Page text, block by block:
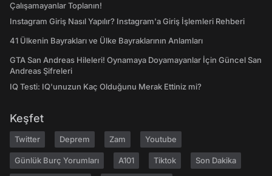
Çalışamayanlar Toplanın!
Instagram Giriş Nasıl Yapılır? Instagram'a Giriş İşlemleri Rehberi
41 Ülkenin Bayrakları ve Ülke Bayraklarının Anlamları
GTA San Andreas Hileleri! Oynamaya Doyamayanlar İçin Güncel San
Andreas Şifreleri
IQ Testi: IQ'unuzun Kaç Olduğunu Merak Ettiniz mi?
Keşfet
Twitter Deprem Zam Youtube
Günlük Burç Yorumları A101 Tiktok Son Dakika